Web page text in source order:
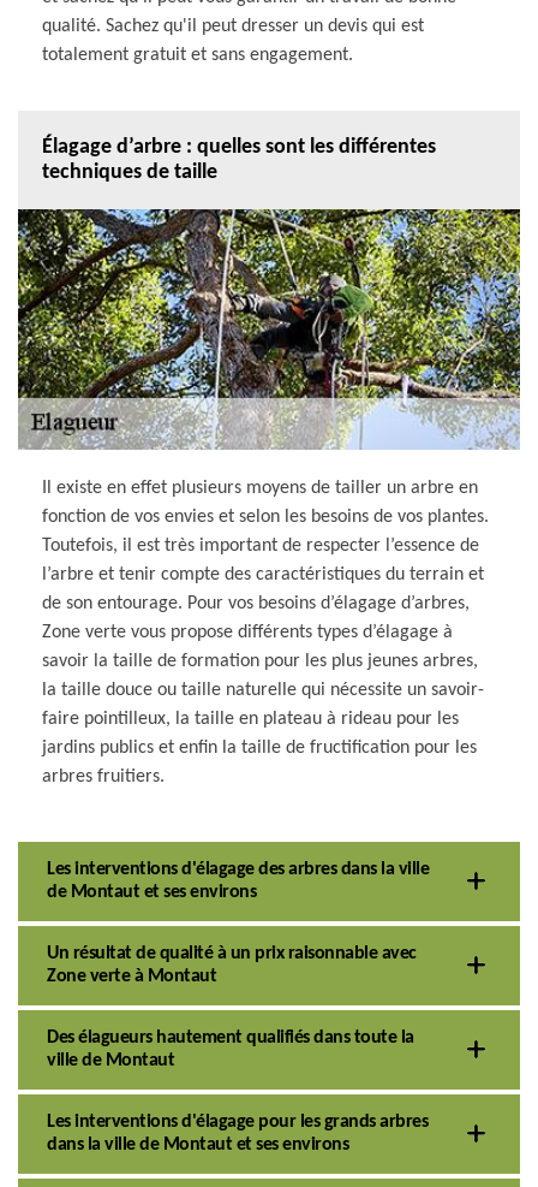
qualité. Sachez qu'il peut dresser un devis qui est
totalement gratuit et sans engagement.
Élagage d’arbre : quelles sont les différentes
techniques de taille
Il existe en effet plusieurs moyens de tailler un arbre en
fonction de vos envies et selon les besoins de vos plantes.
Toutefois, il est très important de respecter l’essence de
l’arbre et tenir compte des caractéristiques du terrain et
de son entourage. Pour vos besoins d’élagage d’arbres,
Zone verte vous propose différents types d’élagage à
savoir la taille de formation pour les plus jeunes arbres,
la taille douce ou taille naturelle qui nécessite un savoir-
faire pointilleux, la taille en plateau à rideau pour les
jardins publics et enfin la taille de fructification pour les
arbres fruitiers.
Les interventions d'élagage des arbres dans la ville
de Montaut et ses environs
Un résultat de qualité à un prix raisonnable avec
Zone verte à Montaut
Des élagueurs hautement qualifiés dans toute la
ville de Montaut
Les interventions d'élagage pour les grands arbres
dans la ville de Montaut et ses environs